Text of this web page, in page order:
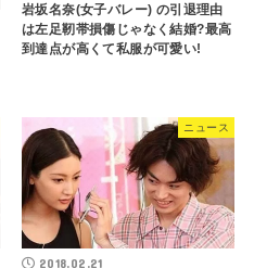
岩坂名奈(女子バレー) の引退理由
は左足靭帯損傷じゃなく結婚?最高
到達点が高くて私服が可愛い!
ニュース
2018.02.21